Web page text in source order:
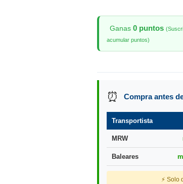
Ganas 0 puntos
acumular puntos)
⏰ Compra antes
Transportista
MRW
Baleares
⚡ Solo